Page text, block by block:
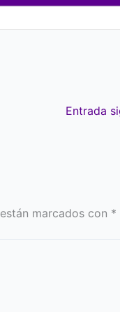
Entrada
marcados con *